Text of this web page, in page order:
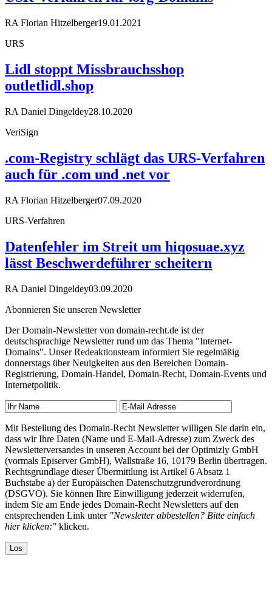
RA Florian Hitzelberger19.01.2021
URS
Lidl stoppt Missbrauchsshop
outletlidl.shop
RA Daniel Dingeldey28.10.2020
VeriSign
.com-Registry schlägt das URS-Verfahren
auch für .com und .net vor
RA Florian Hitzelberger07.09.2020
URS-Verfahren
Datenfehler im Streit um hiqosuae.xyz
lässt Beschwerdeführer scheitern
RA Daniel Dingeldey03.09.2020
Abonnieren Sie unseren Newsletter
Der Domain-Newsletter von domain-recht.de ist der
deutschsprachige Newsletter rund um das Thema "Internet-
Domains". Unser Redeaktionsteam informiert Sie regelmäßig
donnerstags über Neuigkeiten aus den Bereichen Domain-
Registrierung, Domain-Handel, Domain-Recht, Domain-Events und
Internetpolitik.
Mit Bestellung des Domain-Recht Newsletter willigen Sie darin ein,
dass wir Ihre Daten (Name und E-Mail-Adresse) zum Zweck des
Newsletterversandes in unseren Account bei der Optimizly GmbH
(vormals Episerver GmbH), Wallstraße 16, 10179 Berlin übertragen.
Rechtsgrundlage dieser Übermittlung ist Artikel 6 Absatz 1
Buchstabe a) der Europäischen Datenschutzgrundverordnung
(DSGVO). Sie können Ihre Einwilligung jederzeit widerrufen,
indem Sie am Ende jedes Domain-Recht Newsletters auf den
entsprechenden Link unter "Newsletter abbestellen? Bitte einfach
hier klicken:" klicken.